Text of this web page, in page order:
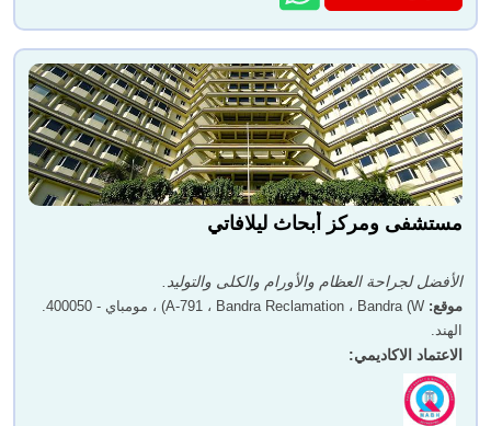
مستشفى ومركز أبحاث ليلافاتي
الأفضل لجراحة العظام والأورام والكلى والتوليد.
موقع:
A-791 ، Bandra Reclamation ، Bandra (W) ، مومباي - 400050.
الهند.
الاعتماد الاكاديمي: